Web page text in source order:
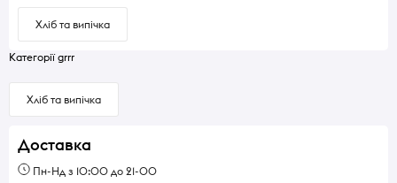
Хліб та випічка
Категорії grrr
Хліб та випічка
Доставка
Пн-Нд з 10:00 до 21-00